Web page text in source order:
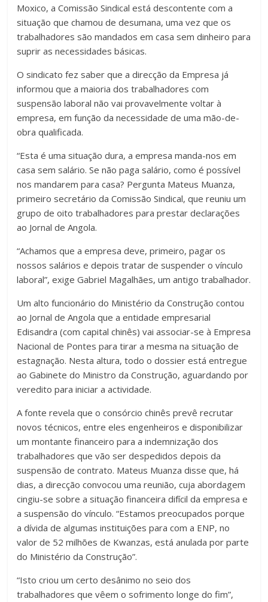
Moxico, a Comissão Sindical está descontente com a
situação que chamou de desumana, uma vez que os
trabalhadores são mandados em casa sem dinheiro para
suprir as necessidades básicas.
O sindicato fez saber que a direcção da Empresa já
informou que a maioria dos trabalhadores com
suspensão laboral não vai provavelmente voltar à
empresa, em função da necessidade de uma mão-de-
obra qualificada.
“Esta é uma situação dura, a empresa manda-nos em
casa sem salário. Se não paga salário, como é possível
nos mandarem para casa? Pergunta Mateus Muanza,
primeiro secretário da Comissão Sindical, que reuniu um
grupo de oito trabalhadores para prestar declarações
ao Jornal de Angola.
“Achamos que a empresa deve, primeiro, pagar os
nossos salários e depois tratar de suspender o vínculo
laboral”, exige Gabriel Magalhães, um antigo trabalhador.
Um alto funcionário do Ministério da Construção contou
ao Jornal de Angola que a entidade empresarial
Edisandra (com capital chinês) vai associar-se à Empresa
Nacional de Pontes para tirar a mesma na situação de
estagnação. Nesta altura, todo o dossier está entregue
ao Gabinete do Ministro da Construção, aguardando por
veredito para iniciar a actividade.
A fonte revela que o consórcio chinês prevê recrutar
novos técnicos, entre eles engenheiros e disponibilizar
um montante financeiro para a indemnização dos
trabalhadores que vão ser despedidos depois da
suspensão de contrato. Mateus Muanza disse que, há
dias, a direcção convocou uma reunião, cuja abordagem
cingiu-se sobre a situação financeira difícil da empresa e
a suspensão do vínculo. “Estamos preocupados porque
a dívida de algumas instituições para com a ENP, no
valor de 52 milhões de Kwanzas, está anulada por parte
do Ministério da Construção”.
“Isto criou um certo desânimo no seio dos
trabalhadores que vêem o sofrimento longe do fim”,